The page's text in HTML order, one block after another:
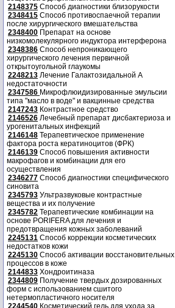
2148375 Способ диагностики близорукости
2348415 Способ противоспаечной терапии
после хирургического вмешательства
2348400 Препарат на основе
низкомолекулярного индуктора интерферона
2348386 Способ непроникающего
хирургического лечения первичной
открытоугольной глаукомы
2248213 Лечение Галактозидальной А
недостаточности
2347586 Микрофлюидизированные эмульсии
типа "масло в воде" и вакцинные средства
2147243 Контрастное средство
2146526 Лечебный препарат дисбактериоза и
урогенитальных инфекций
2146148 Терапевтическое применение
фактора роста кератиноцитов (ФРК)
2146139 Способ повышения активности
макрофагов и комбинации для его
осуществления
2346277 Способ диагностики специфического
синовита
2345793 Ультразвуковые контрастные
вещества и их получение
2345782 Терапевтические комбинации на
основе PORIFERA для лечения и
предотвращения кожных заболеваний
2245131 Способ коррекции косметических
недостатков кожи
2245130 Способ активации восстановительных
процессов в коже
2144833 Хондроитиназа
2344809 Получение твердых дозированных
форм с использованием сшитого
нетермопластичного носителя
2244540 Косметический гель для ухода за